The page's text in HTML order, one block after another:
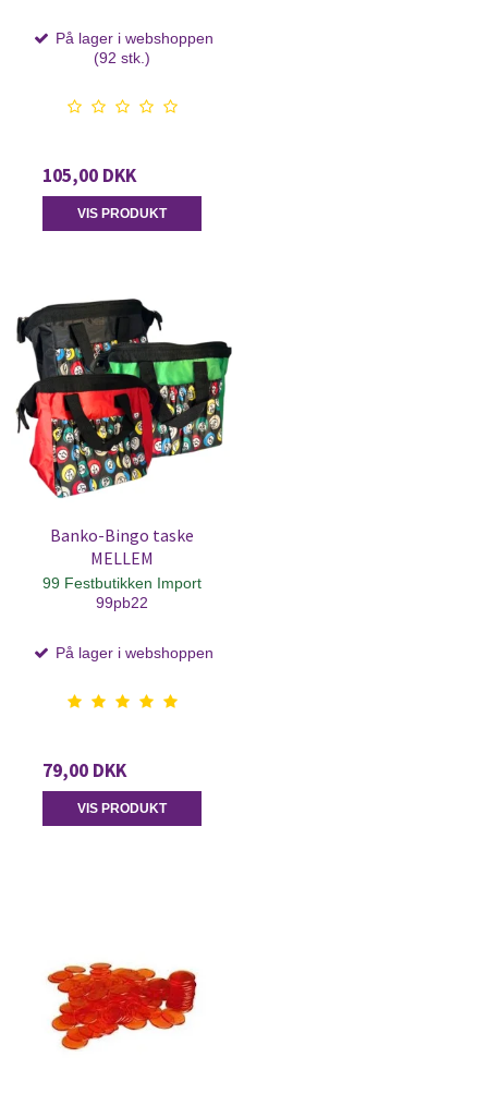
På lager i webshoppen
(92 stk.)
105,00 DKK
VIS PRODUKT
Banko-Bingo taske
MELLEM
99 Festbutikken Import
99pb22
På lager i webshoppen
79,00 DKK
VIS PRODUKT